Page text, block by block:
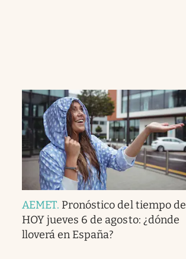
AEMET. Pronóstico del tiempo de
HOY jueves 6 de agosto: ¿dónde
lloverá en España?